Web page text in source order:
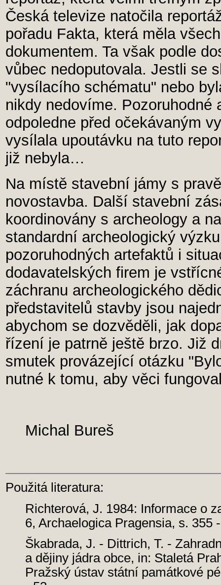
Česká televize natočila
pořadu Fakta, která měla
dokumentem. Ta však podle
vůbec nedoputovala. Jestli se
"vysílacího schématu" nebo
nikdy nedovíme.
odpoledne před očekávaným
vysílala upoutávku na tuto
již nebyla…
Na místě stavební jámy s
novostavba. Další stavební
koordinovány s archeology a
standardní archeologický
pozoruhodných artefaktů i
dodavatelských firem je
záchranu archeologického
představitelů stavby jsou
abychom se dozvěděli, jak
řízení je patrně ještě brzo. Již
smutek provázející otázku
nutné k tomu, aby věci
Michal Bureš
Použitá literatura:
Richterová, J. 1984: Informace o
6, Archaelogica Pragensia, s. 355
Škabrada, J. - Dittrich, T. -
a dějiny jádra obce, in: Staletá
Pražský ústav státní památkové